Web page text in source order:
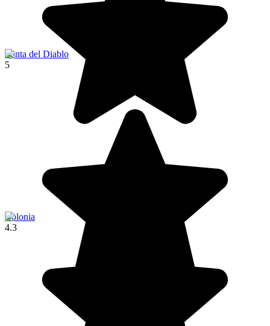
Punta del Diablo
5
Colonia
4.3